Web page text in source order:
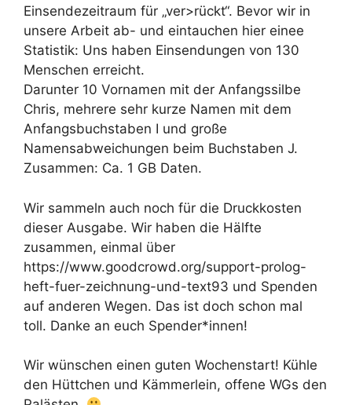
Einsendezeitraum für „ver>rückt“. Bevor wir in
unsere Arbeit ab- und eintauchen hier einee
Statistik: Uns haben Einsendungen von 130
Menschen erreicht.
Darunter 10 Vornamen mit der Anfangssilbe
Chris, mehrere sehr kurze Namen mit dem
Anfangsbuchstaben I und große
Namensabweichungen beim Buchstaben J.
Zusammen: Ca. 1 GB Daten.
Wir sammeln auch noch für die Druckkosten
dieser Ausgabe. Wir haben die Hälfte
zusammen, einmal über
https://www.goodcrowd.org/support-prolog-
heft-fuer-zeichnung-und-text93 und Spenden
auf anderen Wegen. Das ist doch schon mal
toll. Danke an euch Spender*innen!
Wir wünschen einen guten Wochenstart! Kühle
den Hüttchen und Kämmerlein, offene WGs den